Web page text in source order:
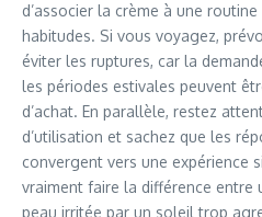
d’associer la crème à une
habitudes. Si vous voyagez,
éviter les ruptures, car la
les périodes estivales peuvent
d’achat. En parallèle, restez
d’utilisation et sachez que les
convergent vers une expérience
vraiment faire la différence entre
peau irritée par un soleil trop